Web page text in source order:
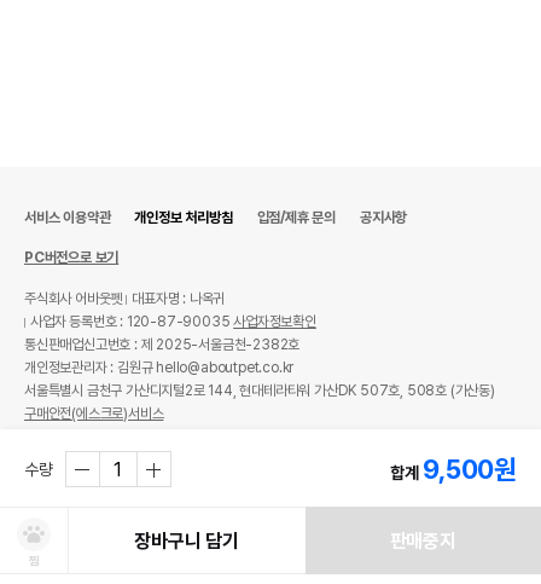
수량 합계 9,500원
찜
장바구니 담기 판매중지
서비스 이용약관 개인정보 처리방침 입점/제휴 문의 공지사항
PC버전으로 보기
주식회사 어바웃펫
대표자명 : 나옥귀
사업자 등록번호 : 120-87-90035사업자정보확인
통신판매업신고번호 : 제 2025-서울금천-2382호
개인정보관리자 : 김원규 hello@aboutpet.co.kr
서울특별시 금천구 가산디지털2로 144, 현대테라타워 가산DK 507호, 508호 (가산동)
구매안전(에스크로)서비스